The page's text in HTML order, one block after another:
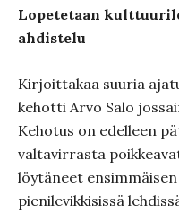
Lopetetaan
ahdistelu
Kirjoittakaa suuria
kehotti Arvo Salo
Kehotus on edelleen
valtavirrasta
löytäneet
pienilevikkisissä